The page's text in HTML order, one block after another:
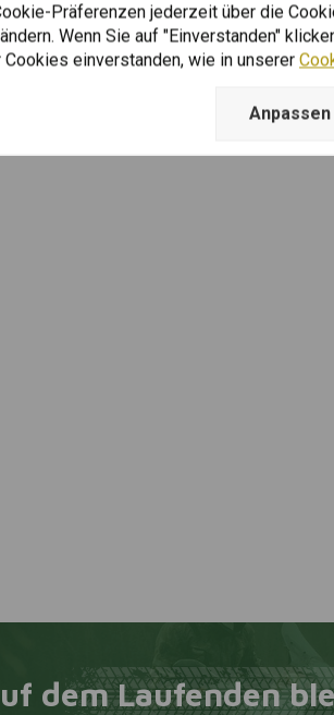
dem Laufenden
Präferenzen jederzeit über die
Wenn Sie auf "Einverstanden"
Cookies einverstanden, wie in unserer
Anpassen